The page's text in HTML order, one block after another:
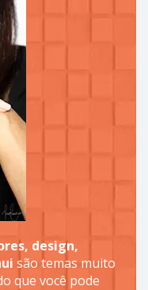
design,
são temas muito
que você pode